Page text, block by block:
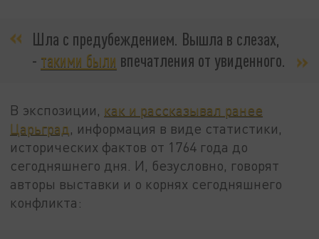
Шла с предубеждением. Вышла в слезах,
- такими были впечатления от увиденного.
В экспозиции, как и рассказывал ранее
Царьград , информация в виде статистики,
исторических фактов от 1764 года до
сегодняшнего дня. И, безусловно, говорят
авторы выставки и о корнях сегодняшнего
конфликта: